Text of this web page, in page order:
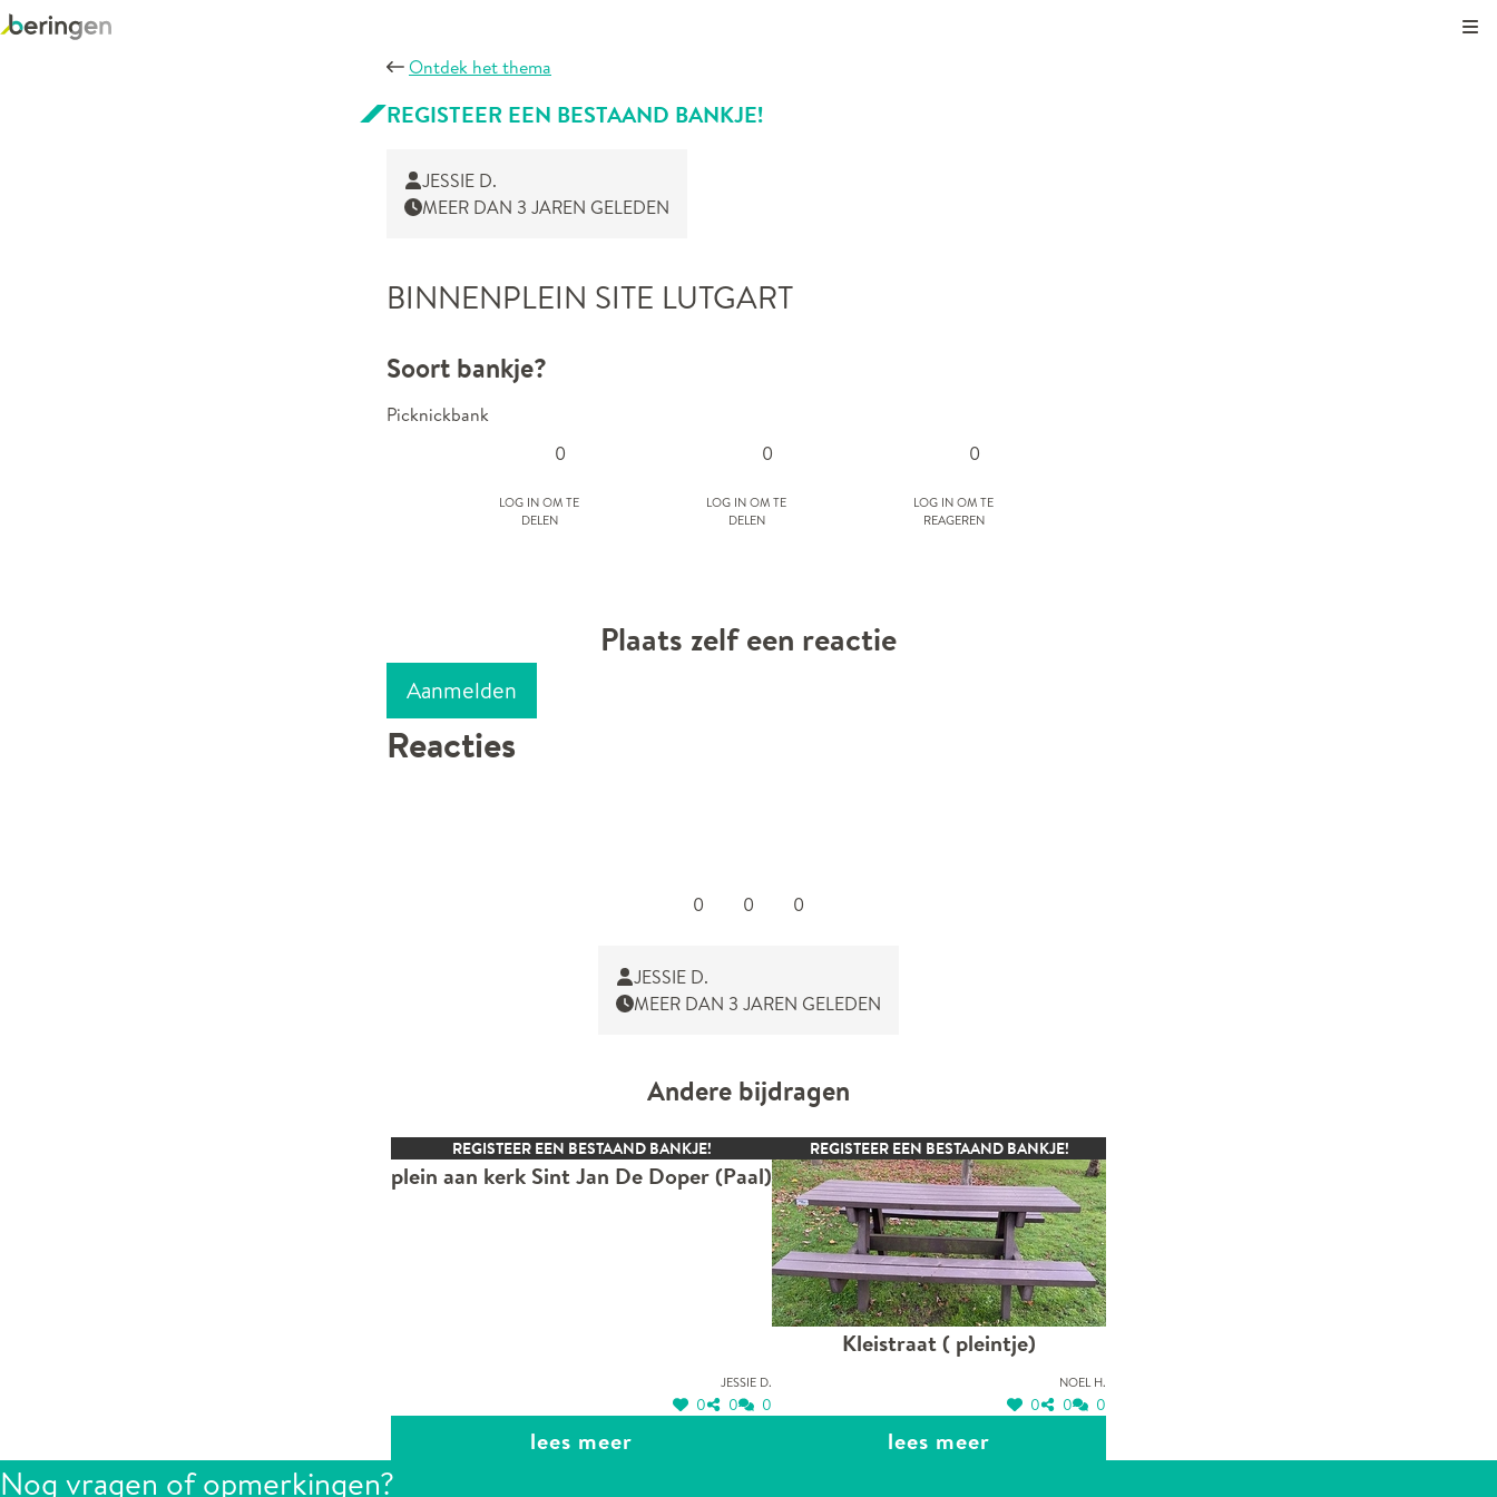
Ontdek het thema
REGISTEER EEN BESTAAND BANKJE!
JESSIE D.
MEER DAN 3 JAREN GELEDEN
BINNENPLEIN SITE LUTGART
Soort bankje?
Picknickbank
0
Log in om te
delen
0
Log in om te
delen
0
Log in om te
reageren
Plaats zelf een reactie
Aanmelden
Reacties
0 0 0
JESSIE D.
MEER DAN 3 JAREN GELEDEN
Andere bijdragen
REGISTEER EEN BESTAAND BANKJE!
plein aan kerk Sint Jan De Doper (Paal)
Jessie D.
0 0 0
lees meer
REGISTEER EEN BESTAAND BANKJE!
Kleistraat ( pleintje)
Noel H.
0 0 0
lees meer
Nog vragen of opmerkingen?